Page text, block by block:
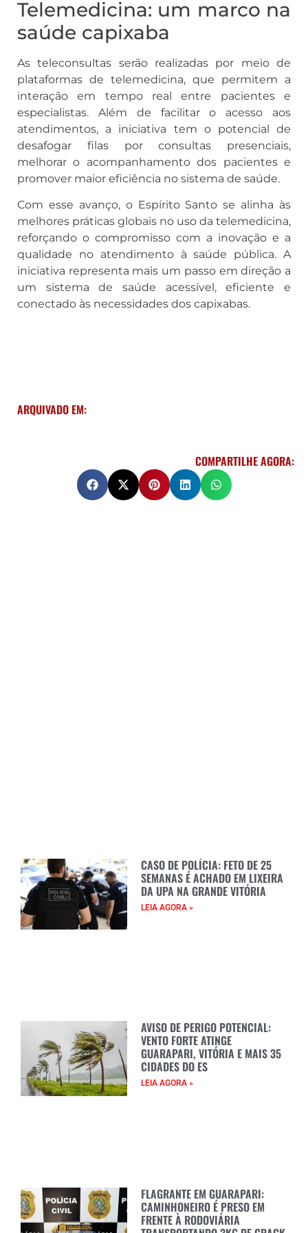
Telemedicina: um marco na
saúde capixaba
As teleconsultas serão realizadas por meio de
plataformas de telemedicina, que permitem a
interação em tempo real entre pacientes e
especialistas. Além de facilitar o acesso aos
atendimentos, a iniciativa tem o potencial de
desafogar filas por consultas presenciais,
melhorar o acompanhamento dos pacientes e
promover maior eficiência no sistema de saúde.
Com esse avanço, o Espírito Santo se alinha às
melhores práticas globais no uso da telemedicina,
reforçando o compromisso com a inovação e a
qualidade no atendimento à saúde pública. A
iniciativa representa mais um passo em direção a
um sistema de saúde acessível, eficiente e
conectado às necessidades dos capixabas.
ARQUIVADO EM:
COMPARTILHE AGORA:
CASO DE POLÍCIA: FETO DE 25
SEMANAS É ACHADO EM LIXEIRA
DA UPA NA GRANDE VITÓRIA
LEIA AGORA »
AVISO DE PERIGO POTENCIAL:
VENTO FORTE ATINGE
GUARAPARI, VITÓRIA E MAIS 35
CIDADES DO ES
LEIA AGORA »
FLAGRANTE EM GUARAPARI:
CAMINHONEIRO É PRESO EM
FRENTE À RODOVIÁRIA